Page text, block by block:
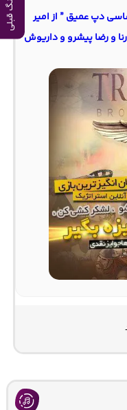
آهنگ قبلی
دپ عمیق ” از امیر
و رضا پیشرو و داریوش